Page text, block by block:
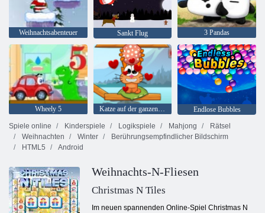
Weihnachtsabenteuer Sankt Flug 3 Pandas
Wheely 5 Katze auf der ganzen Welt - Alpenseen
Endlose Bubbles
Spiele online
Kinderspiele Logikspiele Mahjong
Rätsel
Weihnachten
Winter
Berührungsempfindlicher Bildschirm
HTML5
Android
Weihnachts-N-Fliesen
Christmas N Tiles
Im neuen spannenden Online-Spiel Christmas N